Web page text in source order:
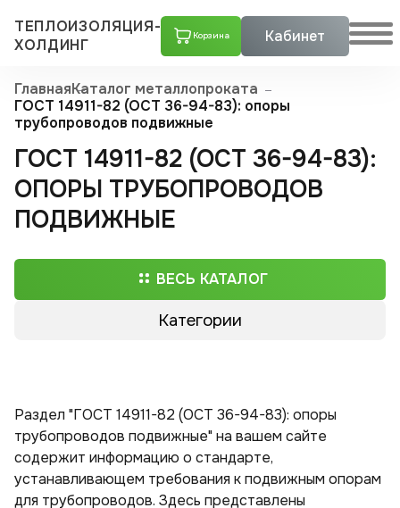
ТЕПЛОИЗОЛЯЦИЯ-
ХОЛДИНГ
Корзина Кабинет
ГлавнаяКаталог металлопроката
ГОСТ 14911-82 (ОСТ 36-94-83): опоры
трубопроводов подвижные
ГОСТ 14911-82 (ОСТ 36-94-83):
ОПОРЫ ТРУБОПРОВОДОВ
ПОДВИЖНЫЕ
ВЕСЬ КАТАЛОГ
Категории
Тройники стальные с шаровым краном воздушника ППУ
Тройники стальные ППУ
Переходы ППУ
Отводы стальные ППУ
Раздел "ГОСТ 14911-82 (ОСТ 36-94-83): опоры
трубопроводов подвижные" на вашем сайте
содержит информацию о стандарте,
устанавливающем требования к подвижным опорам
для трубопроводов. Здесь представлены